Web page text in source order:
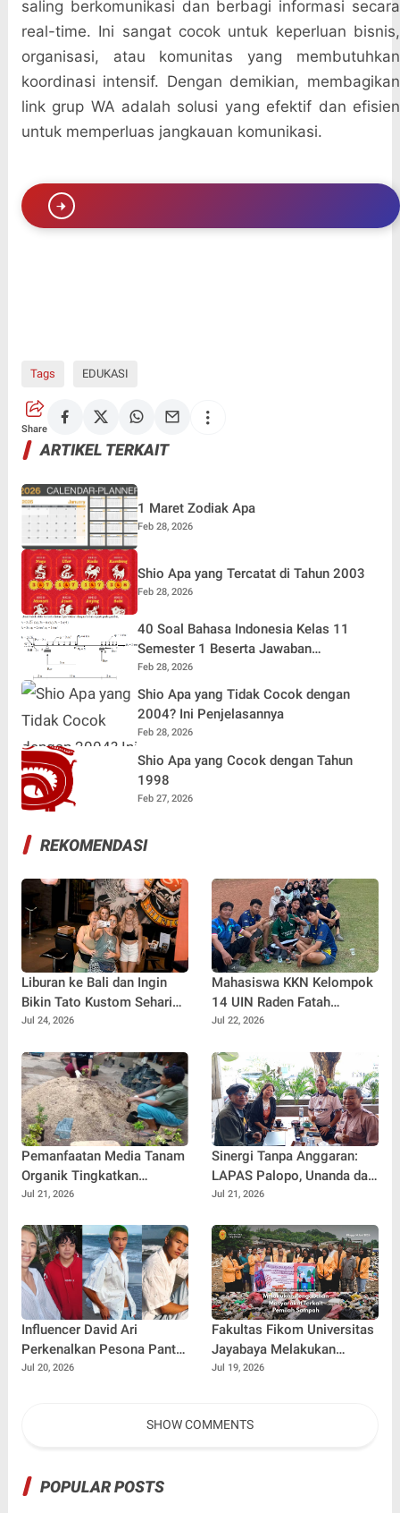
saling berkomunikasi dan berbagi informasi secara
real-time. Ini sangat cocok untuk keperluan bisnis,
organisasi, atau komunitas yang membutuhkan
koordinasi intensif. Dengan demikian, membagikan
link grup WA adalah solusi yang efektif dan efisien
untuk memperluas jangkauan komunikasi.
Tags EDUKASI
Share
ARTIKEL TERKAIT
1 Maret Zodiak Apa
Feb 28, 2026
Shio Apa yang Tercatat di Tahun 2003
Feb 28, 2026
40 Soal Bahasa Indonesia Kelas 11
Semester 1 Beserta Jawaban
Terlengkap
Feb 28, 2026
Shio Apa yang Tidak Cocok dengan
2004? Ini Penjelasannya
Feb 28, 2026
Shio Apa yang Cocok dengan Tahun
1998
Feb 27, 2026
REKOMENDASI
Liburan ke Bali dan Ingin
Bikin Tato Kustom Sehari
Jadi? Ini Panduannya
Jul 24, 2026
Mahasiswa KKN Kelompok
14 UIN Raden Fatah
Palembang Jalin
Warga Gunung Kemala
Lewat Sparing Sepak Bola
Jul 22, 2026
Pemanfaatan Media Tanam
Organik Tingkatkan
Keterampilan Masyarakat
Hias
Jul 21, 2026
Sinergi Tanpa Anggaran:
LAPAS Palopo, Unanda dan
LSM Wanua Lestari. Inisiasi
Jul 21, 2026
Influencer David Ari
Perkenalkan Pesona Pantai
Nelayan Canggu Lewat
Jul 20, 2026
Fakultas Fikom Universitas
Jayabaya Melakukan
Pengabdian Masyarakat
Jul 19, 2026
SHOW COMMENTS
POPULAR POSTS